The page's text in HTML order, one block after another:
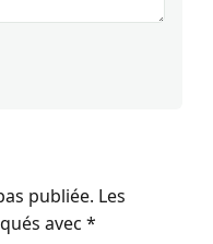
publiée. Les
avec *